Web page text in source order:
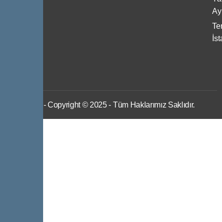
- Copyright © 2025 - Tüm Haklarımız Saklıdır.